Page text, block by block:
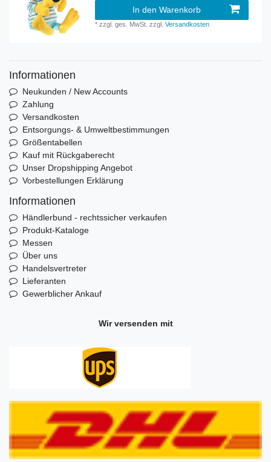
In den Warenkorb
*zzgl. ges. MwSt. zzgl.Versandkosten
Informationen
Neukunden / New Accounts
Zahlung
Versandkosten
Entsorgungs- & Umweltbestimmungen
Größentabellen
Kauf mit Rückgaberecht
Unser Dropshipping Angebot
Vorbestellungen Erklärung
Informationen
Händlerbund - rechtssicher verkaufen
Produkt-Kataloge
Messen
Über uns
Handelsvertreter
Lieferanten
Gewerblicher Ankauf
Wir versenden mit